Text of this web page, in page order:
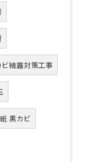
結露対策工事
黒カビ